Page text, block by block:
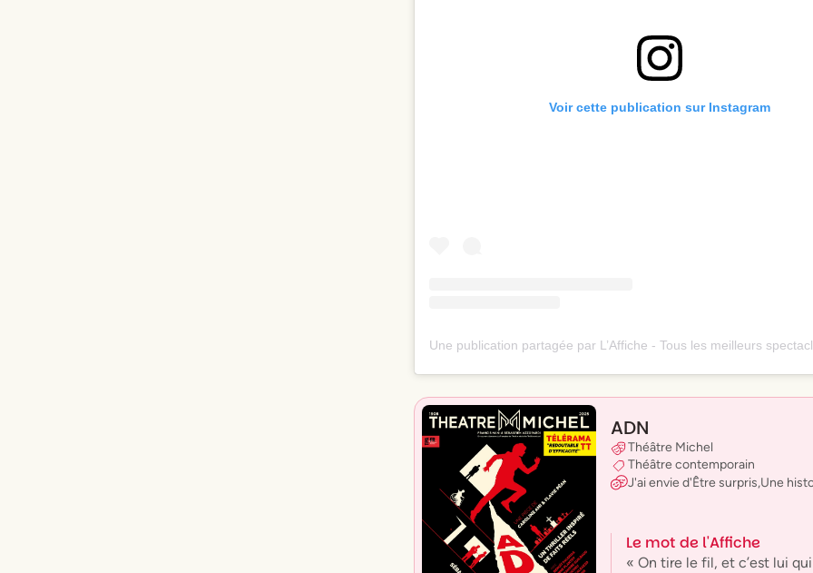
Voir cette publication sur Instagram
ADN
Théâtre Michel
Théâtre contemporain
J'ai envied'Être surpris,Une
Le mot de l'Affiche
« On tire le fil, et c’est lui